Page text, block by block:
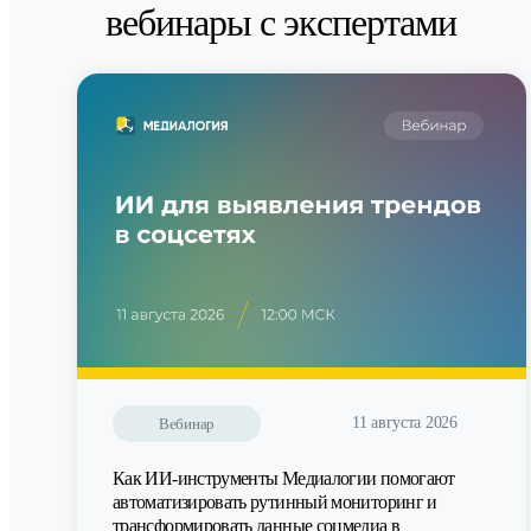
вебинары с экспертами
Вебинар 11 августа 2026
Как ИИ-инструменты Медиалогии помогают
автоматизировать рутинный мониторинг и
трансформировать данные соцмедиа в